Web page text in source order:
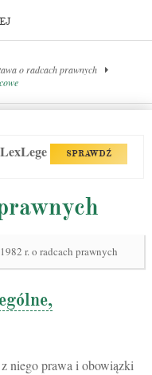
o radcach prawnych
SPRAWDŹ
r. o radcach prawnych
niego prawa i obowiązki